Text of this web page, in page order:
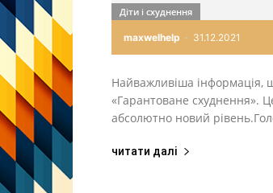
maxwelhelp - 31.12.2021
Діти і схуднення
Найважливіша інформація,
«Гарантоване схуднення».
абсолютно новий
читати далі